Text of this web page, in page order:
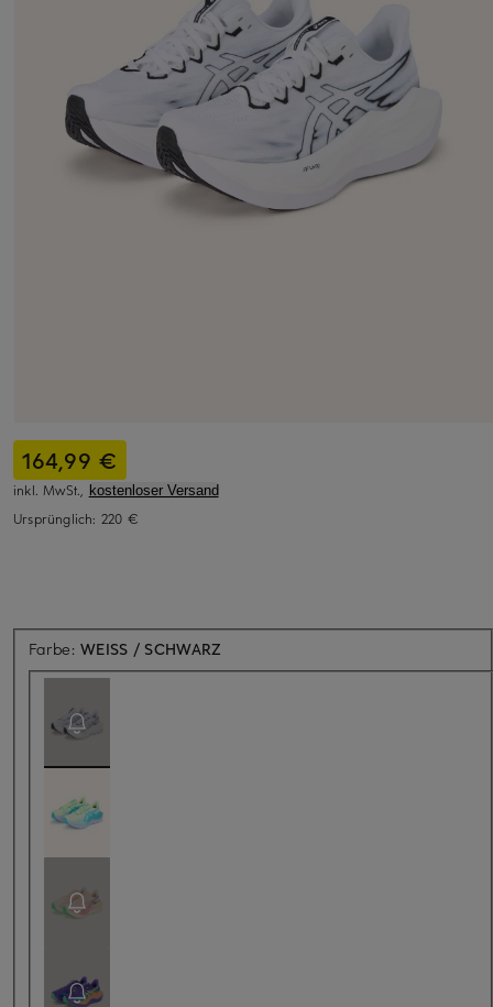
164,99 €
inkl. MwSt., kostenloser Versand
Ursprünglich: 220 €
Farbe:WEISS / SCHWARZ